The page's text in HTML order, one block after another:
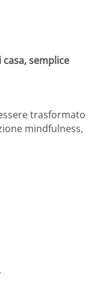
semplice
trasformato
mindfulness,